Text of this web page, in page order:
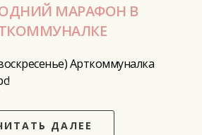
МАРАФОН В
Арткоммуналка
ДАЛЕЕ